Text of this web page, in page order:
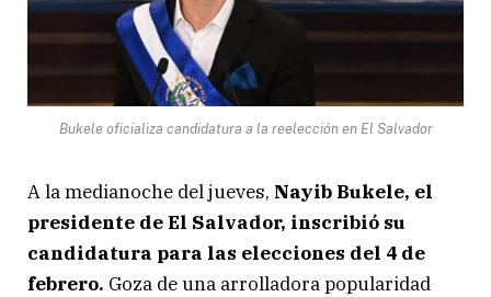
Bukele oficializa candidatura a la reelección en El Salvador
A la medianoche del jueves, Nayib Bukele, el
presidente de El Salvador, inscribió su
candidatura para las elecciones del 4 de
febrero. Goza de una arrolladora popularidad